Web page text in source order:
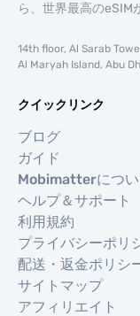
ら、世界最高のeSIM
14th floor, Al Sarab
Al Maryah Island, Abu
クイックリンク
ブログ
ガイド
Mobimatterについ
ヘルプ＆サポート
利用規約
プライバシーポリ
配送・返金ポリシ
サイトマップ
アフィリエイト